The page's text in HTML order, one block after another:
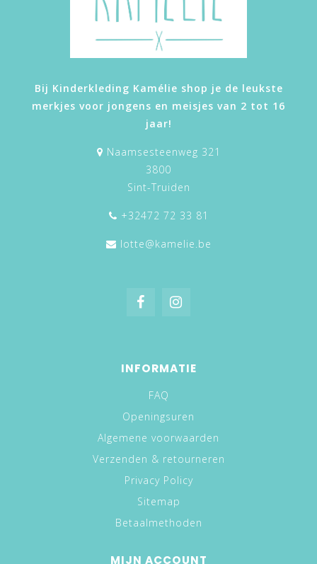
Bij Kinderkleding Kamélie shop je de leukste
merkjes voor jongens en meisjes van 2 tot 16
jaar!
Naamsesteenweg 321
3800
Sint-Truiden
+32472 72 33 81
lotte@kamelie.be
INFORMATIE
FAQ
Openingsuren
Algemene voorwaarden
Verzenden & retourneren
Privacy Policy
Sitemap
Betaalmethoden
MIJN ACCOUNT